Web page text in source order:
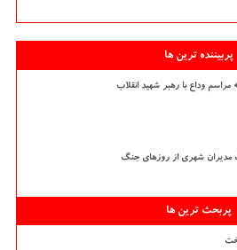
پربیننده ترین ها
مراسم وداع با رهبر شهید انقلاب
مدیران شهری از روزهای جنگ
پربحث ترین ها